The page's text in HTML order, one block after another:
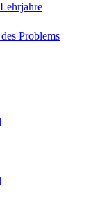
Problems